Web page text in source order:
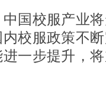
校服产业将
校服政策不
一步提升，